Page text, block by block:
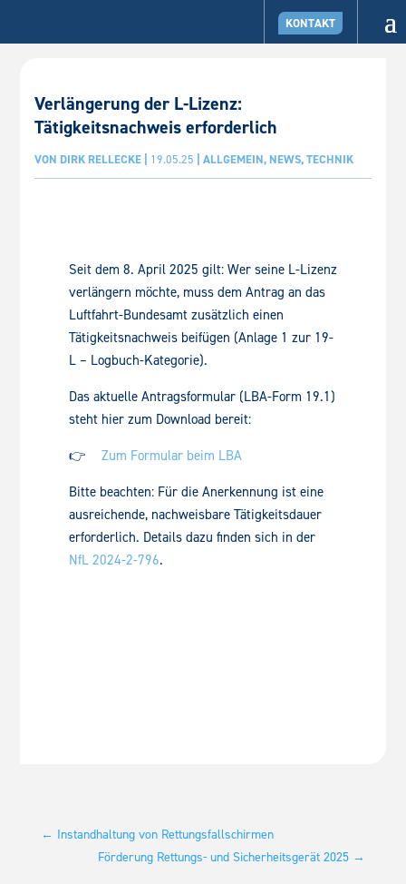
KONTAKT
Verlängerung der L-Lizenz:
Tätigkeitsnachweis erforderlich
VON DIRK RELLECKE 19.05.25 |ALLGEMEIN, NEWS,TECHNIK
Seit dem 8. April 2025 gilt: Wer seine L-Lizenz
verlängern möchte, muss dem Antrag an das
Luftfahrt-Bundesamt zusätzlich einen
Tätigkeitsnachweis beifügen (Anlage 1 zur 19-
L – Logbuch-Kategorie).
Das aktuelle Antragsformular (LBA-Form 19.1)
steht hier zum Download bereit:
👉
Zum Formular beim LBA
Bitte beachten: Für die Anerkennung ist eine
ausreichende, nachweisbare Tätigkeitsdauer
erforderlich. Details dazu finden sich in der
NfL 2024-2-796.
← Instandhaltung von Rettungsfallschirmen
Förderung Rettungs- und Sicherheitsgerät 2025 →